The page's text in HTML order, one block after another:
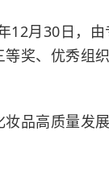
月30日，由
奖、优秀组
品高质量发